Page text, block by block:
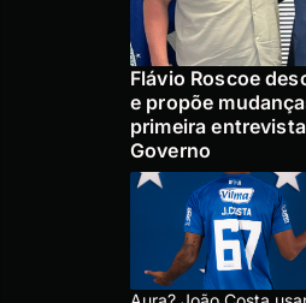
Flávio Roscoe
e propõe
primeira
Governo